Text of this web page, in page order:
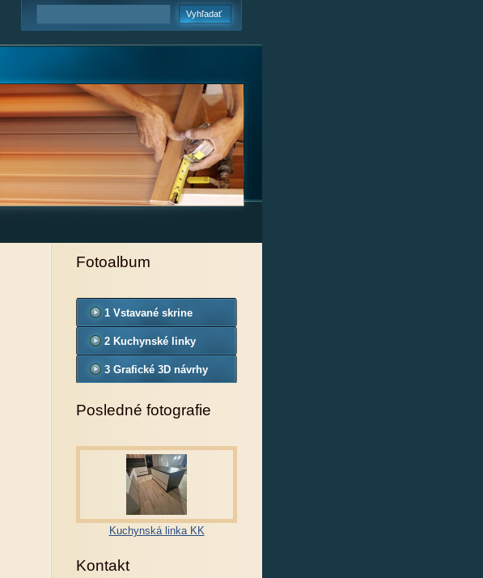
Fotoalbum
1 Vstavané skrine
2 Kuchynské linky
3 Grafické 3D návrhy
Posledné fotografie
Kuchynská linka KK
Kontakt